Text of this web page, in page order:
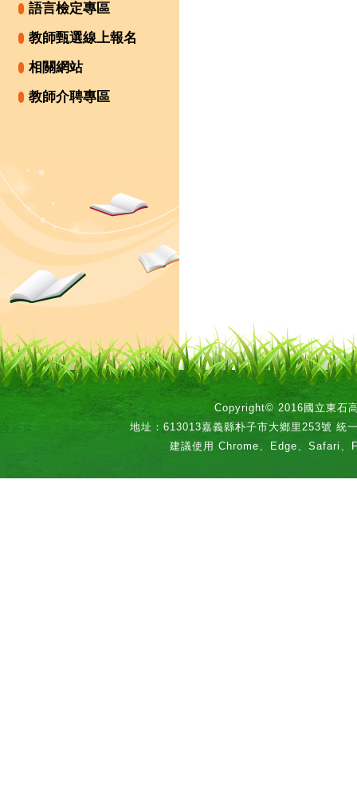
語言檢定專區
教師甄選線上報名
相關網站
教師介聘專區
Copyright© 2016國立東石
地址：613013嘉義縣朴子市大鄉里253號 統
建議使用 Chrome、Edge、Safari